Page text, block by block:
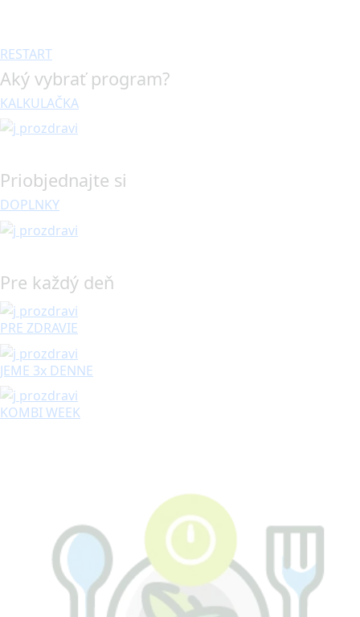
RESTART
Aký vybrať program?
KALKULAČKA
Priobjednajte si
DOPLNKY
Pre každý deň
PRE ZDRAVIE
JEME 3x DENNE
KOMBI WEEK